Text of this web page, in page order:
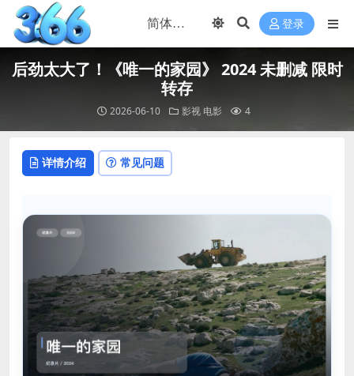
登录
后劲太大了！《唯一的家园》 2024 未删减 限时
转存
2026-06-10 影视 电影 4
详情介绍 常见问题